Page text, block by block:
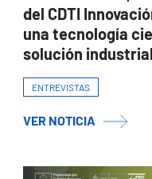
del CDTI
una tecnología
solución
ENTREVISTAS
VER NOTICIA